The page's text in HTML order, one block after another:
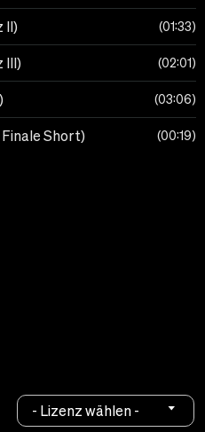
II) 01:33
III) 02:01
03:06
Short) 00:19
- Lizenz wählen -